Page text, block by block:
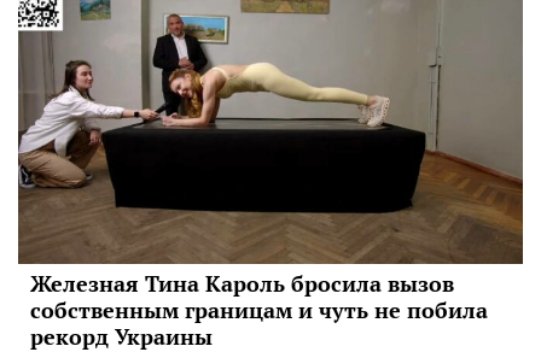
Железная Тина Кароль бросила вызов
собственным границам и чуть не побила
рекорд Украины